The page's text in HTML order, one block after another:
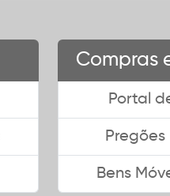
Compras
Portal
Pregões
Bens